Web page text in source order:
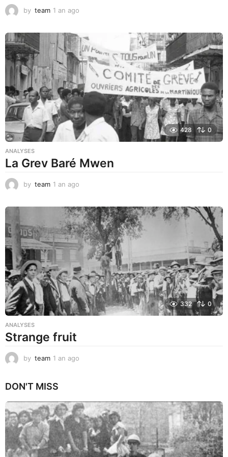
by team 1 an ago
a
g
o
428 0
ANALYSES
La Grev Baré Mwen
by team 1 an ago
a
g
o
332 0
ANALYSES
Strange fruit
by team 1 an ago
o
DON'T MISS